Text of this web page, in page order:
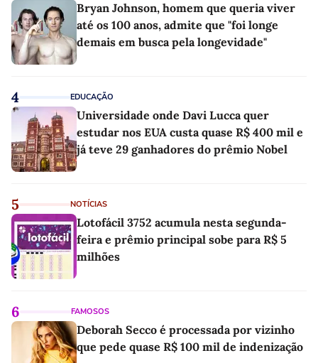
Bryan Johnson, homem que queria viver
até os 100 anos, admite que "foi longe
demais em busca pela longevidade"
4 EDUCAÇÃO
Universidade onde Davi Lucca quer
estudar nos EUA custa quase R$ 400 mil e
já teve 29 ganhadores do prêmio Nobel
5 NOTÍCIAS
Lotofácil 3752 acumula nesta segunda-
feira e prêmio principal sobe para R$ 5
milhões
6 FAMOSOS
Deborah Secco é processada por vizinho
que pede quase R$ 100 mil de indenização